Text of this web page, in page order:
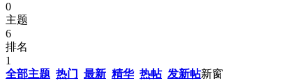
0
主题
6
排名
1
全部主题 热门 最新 精华 热帖 发新帖新窗